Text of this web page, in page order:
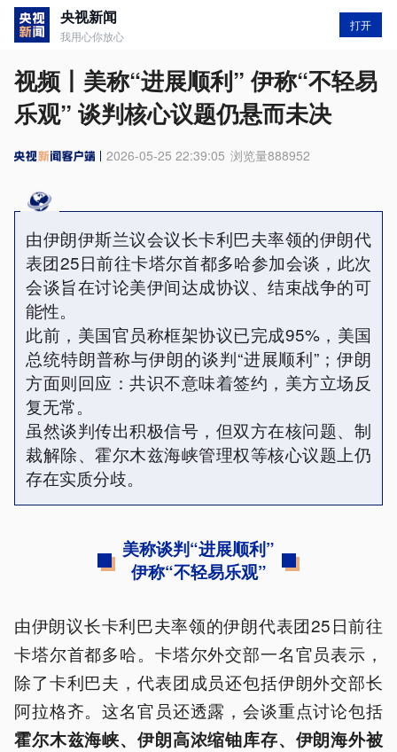
央视新闻
我用心你放心
打开
视频丨美称“进展顺利” 伊称“不轻易
乐观” 谈判核心议题仍悬而未决
2026-05-25 22:39:05 浏览量888952
由伊朗伊斯兰议会议长卡利巴夫率领的伊朗代
表团25日前往卡塔尔首都多哈参加会谈，此次
会谈旨在讨论美伊间达成协议、结束战争的可
能性。
此前，美国官员称框架协议已完成95%，美国
总统特朗普称与伊朗的谈判“进展顺利”；伊朗
方面则回应：共识不意味着签约，美方立场反
复无常。
虽然谈判传出积极信号，但双方在核问题、制
裁解除、霍尔木兹海峡管理权等核心议题上仍
存在实质分歧。
美称谈判“进展顺利”
伊称“不轻易乐观”
由伊朗议长卡利巴夫率领的伊朗代表团25日前往
卡塔尔首都多哈。卡塔尔外交部一名官员表示，
除了卡利巴夫，代表团成员还包括伊朗外交部长
阿拉格齐。这名官员还透露，会谈重点讨论包括
霍尔木兹海峡、伊朗高浓缩铀库存、伊朗海外被